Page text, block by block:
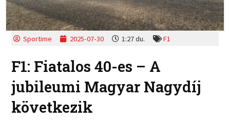
Sportime 2025-07-30 1:27 du. F1
F1: Fiatalos 40-es – A
jubileumi Magyar Nagydíj
következik